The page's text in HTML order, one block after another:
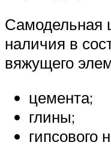
Самодельная
наличия в
вяжущего
цемента;
глины;
гипсового